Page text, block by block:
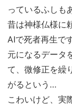
っているふしも
昔は神様仏様に
AIで死者再生で
元になるデータ
て、微修正を繰
がるという…
こわいけど、実